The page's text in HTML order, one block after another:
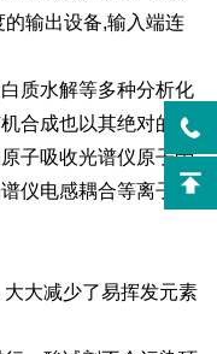
输出设备,输入端连
质水解等多种分析化
合成也以其绝对的应
子吸收光谱仪原子荧
仪电感耦合等离子体
大减少了易挥发元素